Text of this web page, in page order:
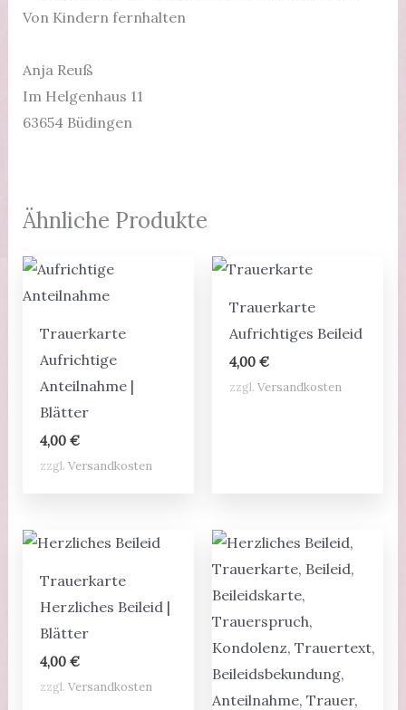
Von Kindern fernhalten
Anja Reuß
Im Helgenhaus 11
63654 Büdingen
Ähnliche Produkte
Trauerkarte
Aufrichtige
Anteilnahme |
Blätter
4,00 €
zzgl. Versandkosten
Trauerkarte
Aufrichtiges Beileid
4,00€
zzgl.Versandkosten
Trauerkarte
Herzliches Beileid |
Blätter
4,00 €
zzgl. Versandkosten